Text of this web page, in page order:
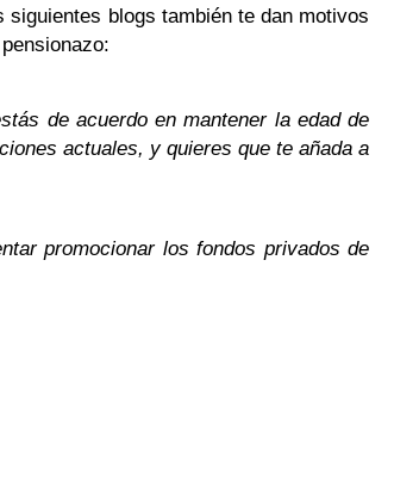
siguientes blogs también te dan motivos
de acuerdo en mantener la edad de
actuales, y quieres que te añada a
promocionar los fondos privados de